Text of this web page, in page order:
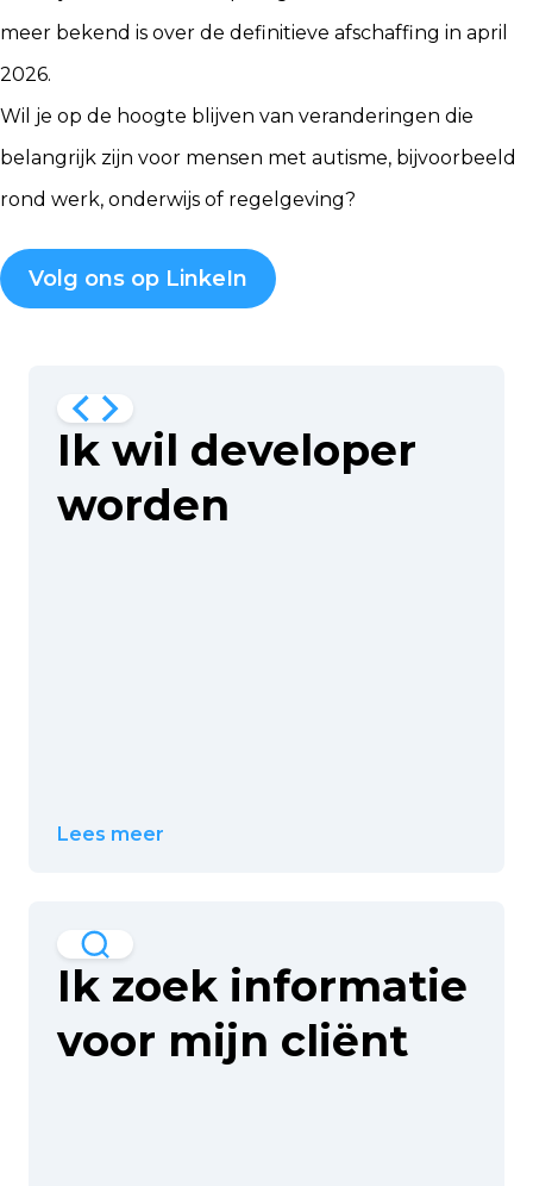
meer bekend is over de definitieve afschaffing in april
2026.
Wil je op de hoogte blijven van veranderingen die
belangrijk zijn voor mensen met autisme, bijvoorbeeld
rond werk, onderwijs of regelgeving?
Volg ons op LinkeIn
Ik wil developer
worden
Lees meer
Ik zoek informatie
voor mijn cliënt